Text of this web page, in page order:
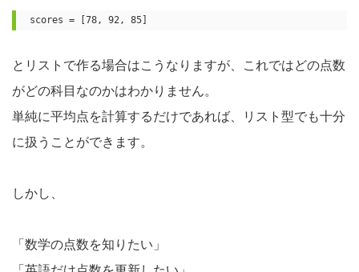
scores = [78, 92, 85]
とリストで作る場合はこうなりますが、これではどの点数
がどの科目なのかはわかりません。
単純に平均点を計算するだけであれば、リスト型でも十分
に扱うことができます。
しかし、
「数学の点数を知りたい」